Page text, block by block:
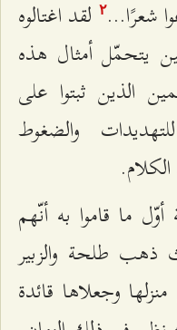
شعرًا…٢ لقد اغتالوه
يتحمّل أمثال هذه
الذين ثبتوا على
والضغوط
ما قاموا به أنّهم
ذهب طلحة والزبير
وجعلاها قائدة